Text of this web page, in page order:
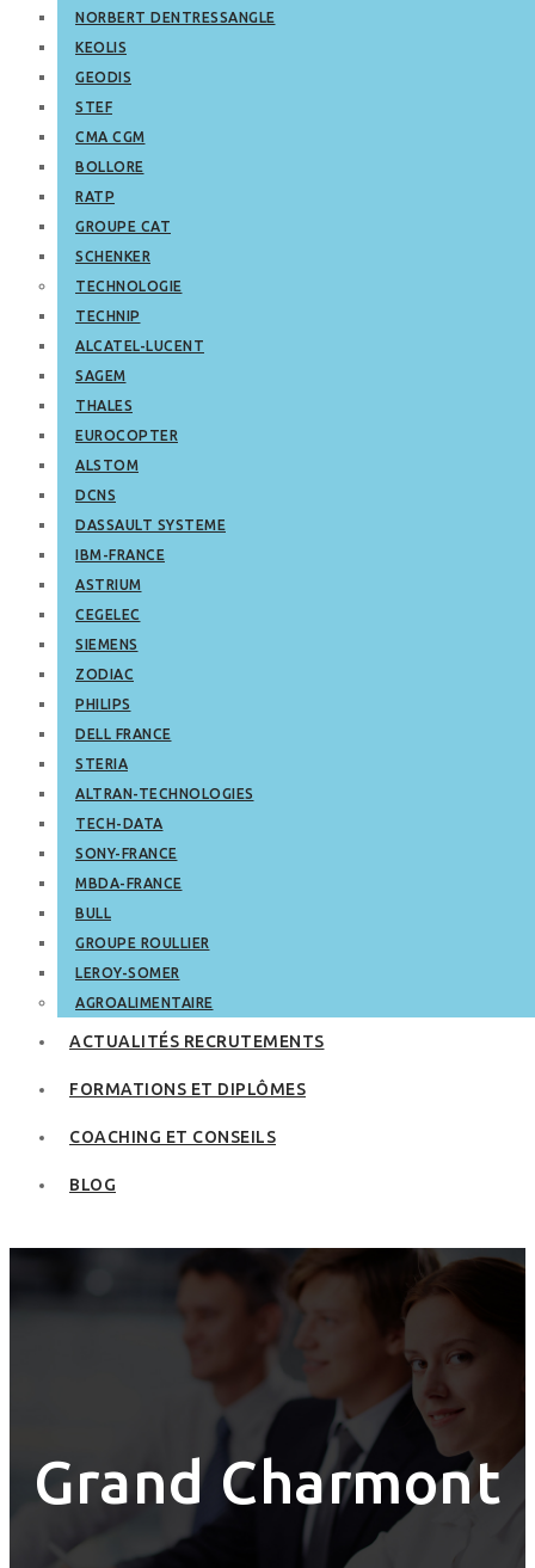
NORBERT DENTRESSANGLE
KEOLIS
GEODIS
STEF
CMA CGM
BOLLORE
RATP
GROUPE CAT
SCHENKER
TECHNOLOGIE
TECHNIP
ALCATEL-LUCENT
SAGEM
THALES
EUROCOPTER
ALSTOM
DCNS
DASSAULT SYSTEME
IBM-FRANCE
ASTRIUM
CEGELEC
SIEMENS
ZODIAC
PHILIPS
DELL FRANCE
STERIA
ALTRAN-TECHNOLOGIES
TECH-DATA
SONY-FRANCE
MBDA-FRANCE
BULL
GROUPE ROULLIER
LEROY-SOMER
AGROALIMENTAIRE
ACTUALITÉS RECRUTEMENTS
FORMATIONS ET DIPLÔMES
COACHING ET CONSEILS
BLOG
Grand Charmont